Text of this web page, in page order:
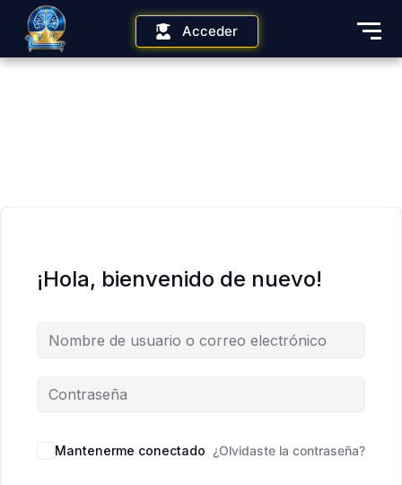
Acceder
¡Hola, bienvenido de nuevo!
Mantenerme conectado ¿Olvidaste la contraseña?